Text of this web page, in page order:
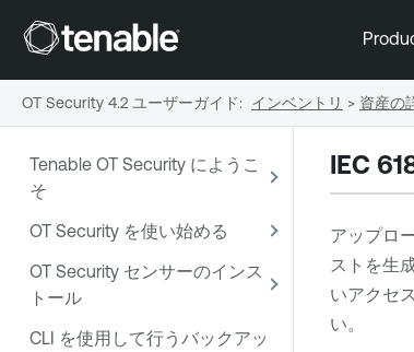
Tenable OT Security にようこ
そ
OT Security を使い始める
OT Security センサーのインス
トール
CLI を使用して行うバックアッ
IEC
アップロ
ストを生
いアクセ
い。
OT Security 4.2 ユーザーガイド: インベントリ > 資産の